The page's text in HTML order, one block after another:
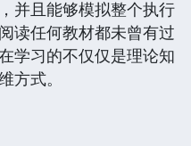
并且能够模拟整个执行
读任何教材都未曾有过
学习的不仅仅是理论知
方式。